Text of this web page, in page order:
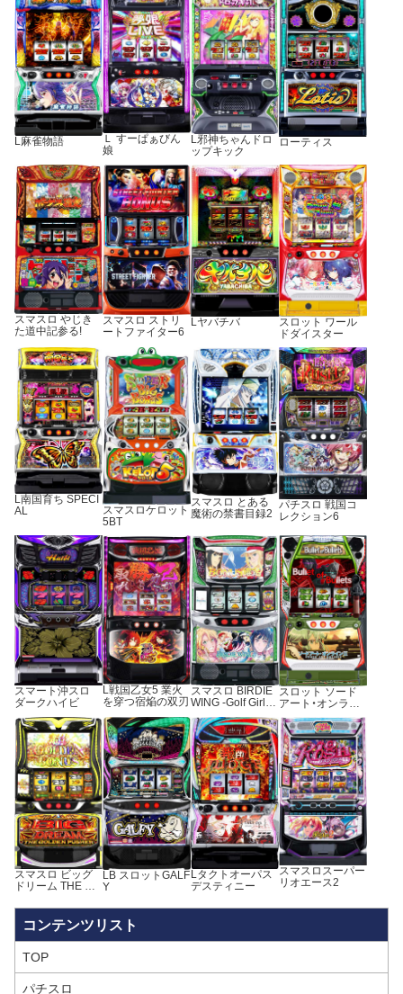
L麻雀物語
Ｌ すーぱぁびん
娘
L邪神ちゃんドロ
ップキック
ローティス
スマスロ やじき
た道中記参る!
スマスロ ストリ
ートファイター6
Lヤバチバ
スロット ワール
ドダイスター
L南国育ち SPECI
AL
スマスロケロット
5BT
スマスロ とある
魔術の禁書目録2
パチスロ 戦国コ
レクション6
スマート沖スロ
ダークハイビ
L戦国乙女5 業火
を穿つ宿焔の双刃
スマスロ BIRDIE
WING -Golf Girls’
スロット ソード
アート・オンライ
ンⅡ
スマスロ ビッグ
ドリーム THE GO
LB スロットGALF
Y
Lタクトオーパス
デスティニー
スマスロスーパー
リオエース2
TOP
パチスロ